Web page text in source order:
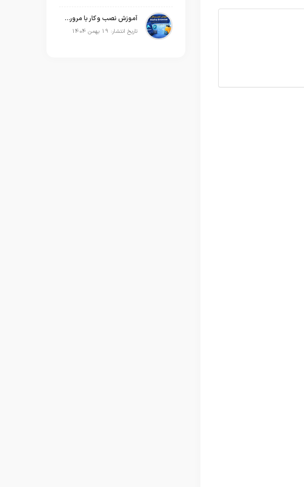
آموزش نصب و کار با مرورگر Aloha Browser
تاریخ انتشار: 19 بهمن 1404